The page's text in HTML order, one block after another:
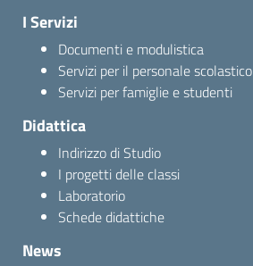
I Servizi
Documenti e modulistica
Servizi per il personale scolastico
Servizi per famiglie e studenti
Didattica
Indirizzo di Studio
I progetti delle classi
Laboratorio
Schede didattiche
News